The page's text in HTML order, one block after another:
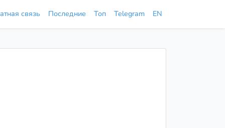
связь Последние Топ Telegram EN